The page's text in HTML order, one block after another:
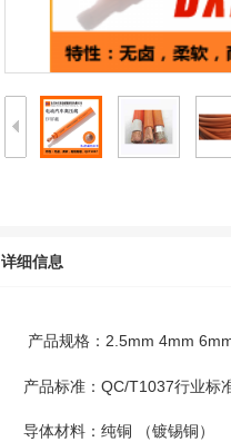
详细信息
产品规格：2.5mm 4mm
产品标准：QC/T1037行业标
导体材料：纯铜 （镀锡铜）